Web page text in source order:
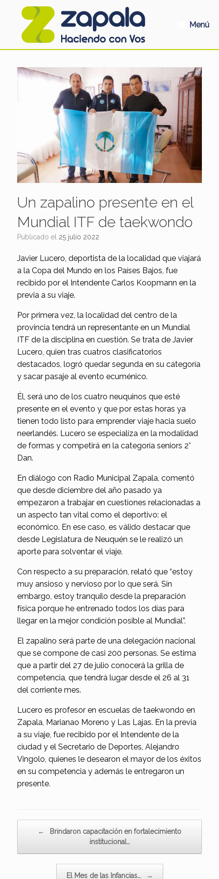
Menú
Un zapalino presente en el
Mundial ITF de taekwondo
Publicado el 25 julio 2022
Javier Lucero, deportista de la localidad que viajará
a la Copa del Mundo en los Países Bajos, fue
recibido por el Intendente Carlos Koopmann en la
previa a su viaje.
Por primera vez, la localidad del centro de la
provincia tendrá un representante en un Mundial
ITF de la disciplina en cuestión. Se trata de Javier
Lucero, quien tras cuatros clasificatorios
destacados, logró quedar segunda en su categoría
y sacar pasaje al evento ecuménico.
Él, será uno de los cuatro neuquinos que esté
presente en el evento y que por estas horas ya
tienen todo listo para emprender viaje hacia suelo
neerlandés. Lucero se especializa en la modalidad
de formas y competirá en la categoría seniors 2°
Dan.
En diálogo con Radio Municipal Zapala, comentó
que desde diciembre del año pasado ya
empezaron a trabajar en cuestiones relacionadas a
un aspecto tan vital como el deportivo: el
económico. En ese caso, es válido destacar que
desde Legislatura de Neuquén se le realizó un
aporte para solventar el viaje.
Con respecto a su preparación, relató que “estoy
muy ansioso y nervioso por lo que será. Sin
embargo, estoy tranquilo desde la preparación
física porque he entrenado todos los días para
llegar en la mejor condición posible al Mundial”.
El zapalino será parte de una delegación nacional
que se compone de casi 200 personas. Se estima
que a partir del 27 de julio conocerá la grilla de
competencia, que tendrá lugar desde el 26 al 31
del corriente mes.
Lucero es profesor en escuelas de taekwondo en
Zapala, Marianao Moreno y Las Lajas. En la previa
a su viaje, fue recibido por el Intendente de la
ciudad y el Secretario de Deportes, Alejandro
Vingolo, quienes le desearon el mayor de los éxitos
en su competencia y además le entregaron un
presente.
←
Brindaron capacitación en fortalecimiento
institucional…
El Mes de las Infancias… →